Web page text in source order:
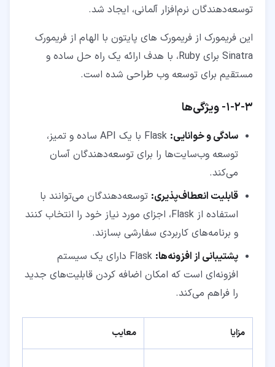
توسعه‌دهندگان نرم‌افزار آلمانی، ایجاد شد.
این فریمورک از فریمورک های پایتون با الهام از فریمورک
Sinatra برای Ruby، با هدف ارائه یک راه حل ساده و
مستقیم برای توسعه وب طراحی شده است.
۳‏-‏۲‏-‏۱‏- ویژگی‌ها
سادگی و خوانایی:
Flask با یک API ساده و تمیز،
توسعه وب‌سایت‌ها را برای توسعه‌دهندگان آسان
می‌کند.
قابلیت انعطاف‌پذیری: توسعه‌دهندگان می‌توانند با
استفاده از Flask، اجزای مورد نیاز خود را انتخاب کنند
و برنامه‌های کاربردی سفارشی بسازند.
پشتیبانی از افزونه‌ها:
Flask دارای یک سیستم
افزونه‌ای است که امکان اضافه کردن قابلیت‌های جدید
را فراهم می‌کند.
مزایا معایب